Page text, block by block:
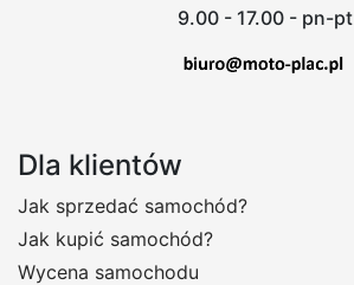
9.00 - 17.00 - pn-pt
Dla klientów
Jak sprzedać samochód?
Jak kupić samochód?
Wycena samochodu